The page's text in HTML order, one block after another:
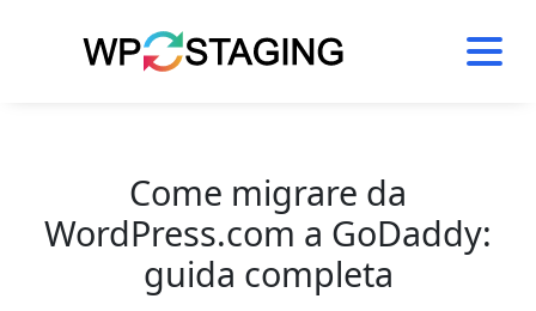
Come migrare da
WordPress.com a GoDaddy:
guida completa